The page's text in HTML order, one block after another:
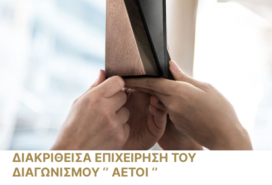
ΔΙΑΚΡΙΘΕΙΣΑ ΕΠΙΧΕΙΡΗΣΗ ΤΟΥ
ΔΙΑΓΩΝΙΣΜΟΥ ‘’ ΑΕΤΟΙ ‘’